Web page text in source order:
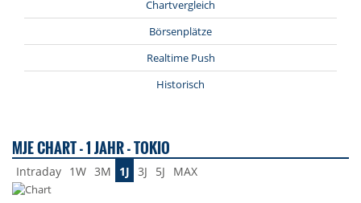
Chartvergleich
Börsenplätze
Realtime Push
Historisch
MJE CHART - 1 JAHR - TOKIO
Intraday 1W 3M 1J 3J 5J MAX